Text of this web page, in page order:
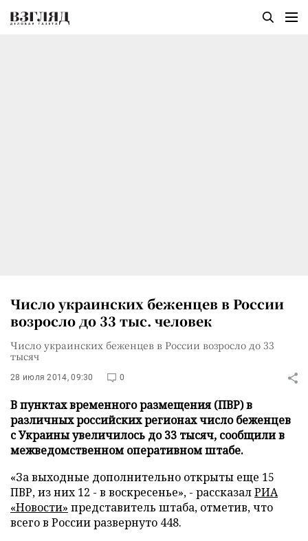
Число украинских беженцев в России
возросло до 33 тыс. человек
Число украинских беженцев в России возросло до 33
тысяч
28 июля 2014, 09:30 0
В пунктах временного размещения (ПВР) в
различных российских регионах число беженцев
с Украины увеличилось до 33 тысяч, сообщили в
межведомственном оперативном штабе.
«За выходные дополнительно открыты еще 15
ПВР, из них 12 - в воскресенье», - рассказалРИА
«Новости» представитель штаба, отметив, что
всего в России развернуто 448.